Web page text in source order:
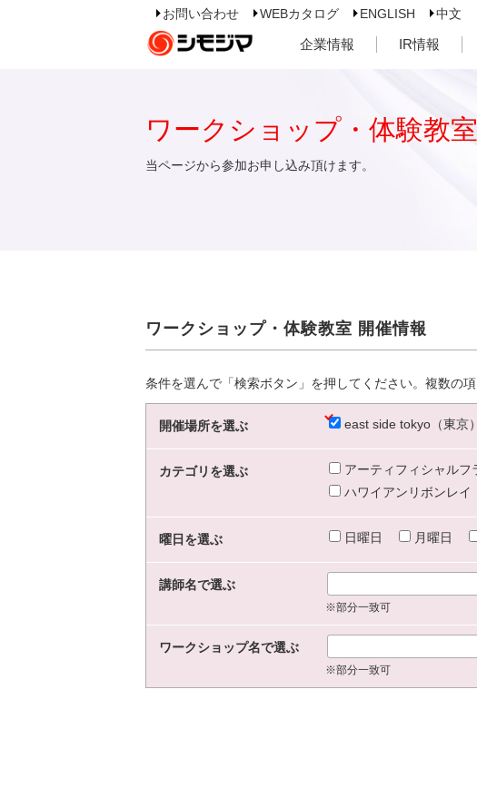
お問い合わせ WEBカタログ ENGLISH 中文
企業情報 IR情報
ワークショップ・体験教室
当ページから参加お申し込み頂けます。
ワークショップ・体験教室 開催情報
条件を選んで「検索ボタン」を押してください。複数の
開催場所を選ぶ east side tokyo（東京）
カテゴリを選ぶ アーティフィシャルフ
ハワイアンリボンレイ
曜日を選ぶ 日曜日 月曜日
講師名で選ぶ
※部分一致可
ワークショップ名で選ぶ
※部分一致可